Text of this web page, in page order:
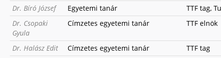
Dr. Bíró József Egyetemi tanár
TTF tag,
Dr. Csopaki
Gyula
Címzetes egyetemi tanár TTF elnök
Dr. Halász Edit Címzetes egyetemi tanár
TTF tag